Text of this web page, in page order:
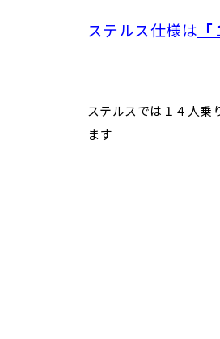
ステルス仕様は
ステルスでは１４人乗
ます